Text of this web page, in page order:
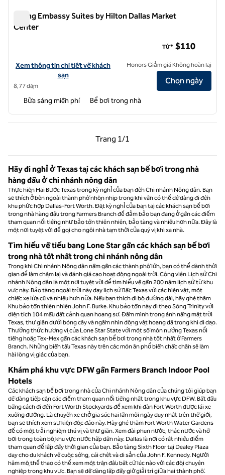
Phòng Embassy Suites by Hilton Dallas Market
Center
Xem chi tiết khách sạn cho Embassy Suites by Hilton Dallas Market
Xem thông tin chi tiết về khách
sạn
8,77 dặm
Từ* $110
Honors Giảm giá Không hoàn lại
Chọn ngày
Bữa sáng miễn phí Bể bơi trong nhà
Trang 1/1
Trang trước, 1/1
Trang 1/1
Hãy đi nghỉ ở Texas tại các khách sạn bể bơi trong nhà
hàng đầu ở chi nhánh nông dân
Thực hiện Hai Bước Texas trong kỳ nghỉ của bạn đến Chi nhánh Nông dân. Bạn
sẽ thích ở bên ngoài thành phố nhộn nhịp trong khi vẫn có thể dễ dàng đi đến
khu phức hợp Dallas-Fort Worth. Đặt kỳ nghỉ của bạn tại các khách sạn bể bơi
trong nhà hàng đầu trong Farmers Branch để đảm bảo bạn đang ở gần các điểm
tham quan nổi tiếng như bảo tồn thiên nhiên, bảo tàng và nhiều hơn nữa. Đây là
một nơi tuyệt vời để gọi cho ngôi nhà tạm thời của quý vị khi xa nhà.
Tìm hiểu về tiểu bang Lone Star gần các khách sạn bể bơi
trong nhà tốt nhất trong chi nhánh nông dân
Trong khi Chi nhánh Nông dân nằm gần các thành phố lớn, bạn có thể dành thời
gian để làm chậm lại và đánh giá cao hoạt động ngoài trời. Công viên Lịch sử Chi
nhánh Nông dân là một nơi tuyệt vời để tìm hiểu về gần 200 năm lịch sử từ khu
vực này. Bảo tàng ngoài trời này dạy lịch sử Bắc Texas với các hiện vật, một
chiếc xe lửa cũ và nhiều hơn nữa. Nếu bạn thích đi bộ đường dài, hãy ghé thăm
Khu bảo tồn thiên nhiên John F. Burke. Khu bảo tồn này đi theo Sông Trinity với
diện tích 104 mẫu đất cảnh quan hoang sơ. Đắm mình trong ánh nắng mặt trời
Texas, thư giãn dưới bóng cây và ngắm nhìn động vật hoang dã trong khi đi dạo.
Thưởng thức hương vị của Lone Star State với một số món nướng Texas nổi
tiếng hoặc Tex-Mex gần các khách sạn bể bơi trong nhà tốt nhất ở Farmers
Branch. Những biến tấu Texas này trên các món ăn phổ biến chắc chắn sẽ làm
hài lòng vị giác của bạn.
Khám phá khu vực DFW gần Farmers Branch Indoor Pool
Hotels
Các khách sạn bể bơi trong nhà của Chi nhánh Nông dân của chúng tôi giúp bạn
dễ dàng tiếp cận các điểm tham quan nổi tiếng nhất trong khu vực DFW. Bắt đầu
bằng cách đi đến Fort Worth Stockyards để xem khi đàn Fort Worth được lái xe
xuống đường. Là chuyến xe chở gia súc hai lần mỗi ngày duy nhất trên thế giới,
bạn sẽ thích xem sự kiện độc đáo này. Hãy ghé thăm Fort Worth Water Gardens
để có một trải nghiệm thú vị và thư giãn. Xem đài phun nước, thác nước và hồ
bơi trong toàn bộ khu vực nước hấp dẫn này. Dallas là nơi có rất nhiều điểm
tham quan để lấp đầy thời gian của bạn. Bảo tàng Sixth Floor tại Dealey Plaza
dạy cho du khách về cuộc sống, cái chết và di sản của John F. Kennedy. Người
hâm mộ thể thao có thể xem một trận đấu bất cứ lúc nào với các đội chuyên
nghiệp trong khu vực. Bạn sẽ dễ dàng lấp đầy giờ giải trí giữa hai thành phố.